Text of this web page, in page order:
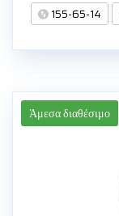
155-65-14
Άμεσα διαθέσιμο